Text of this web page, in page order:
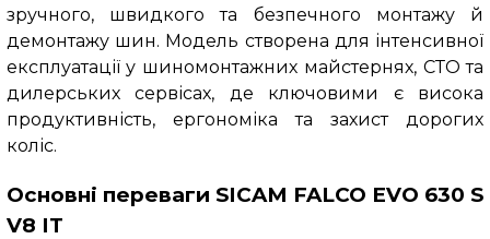
зручного, швидкого та безпечного монтажу й
демонтажу шин. Модель створена для інтенсивної
експлуатації у шиномонтажних майстернях, СТО та
дилерських сервісах, де ключовими є висока
продуктивність, ергономіка та захист дорогих
коліс.
Основні переваги SICAM FALCO EVO 630 S
V8 IT